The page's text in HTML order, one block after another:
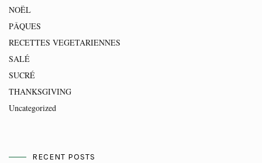
NOËL
PÂQUES
RECETTES VEGETARIENNES
SALÉ
SUCRÉ
THANKSGIVING
Uncategorized
RECENT POSTS